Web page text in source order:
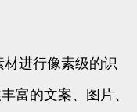
进行像素级的识
富的文案、图片、